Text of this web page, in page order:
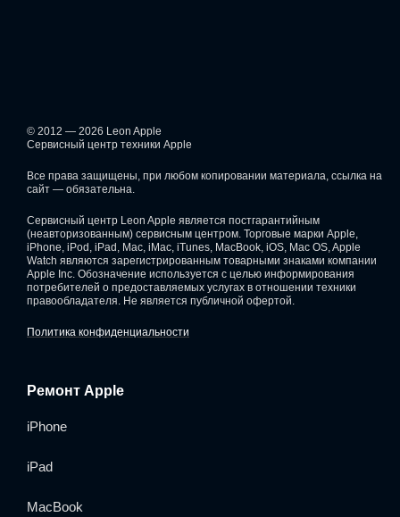
© 2012 — 2026 Leon Apple
Сервисный центр техники Apple
Все права защищены, при любом копировании материала, ссылка на
сайт — обязательна.
Сервисный центр Leon Apple является постгарантийным
(неавторизованным) сервисным центром. Торговые марки Apple,
iPhone, iPod, iPad, Mac, iMac, iTunes, MacBook, iOS, Mac OS, Apple
Watch являются зарегистрированным товарными знаками компании
Apple Inc. Обозначение используется с целью информирования
потребителей о предоставляемых услугах в отношении техники
правообладателя. Не является публичной офертой.
Политика конфиденциальности
Ремонт Apple
iPhone
iPad
MacBook